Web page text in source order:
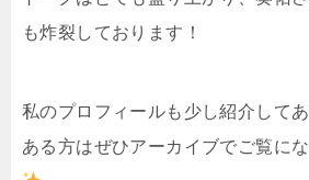
も炸裂しております！
私のプロフィールも少し紹介して
ある方はぜひアーカイブでご覧に